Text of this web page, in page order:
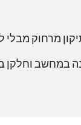
מרחוק מבלי
במחשב